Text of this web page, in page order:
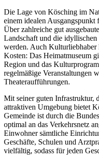
Die Lage von Kösching im
einem idealen Ausgangspunkt
Über zahlreiche gut
Landschaft und die
werden. Auch
Kosten: Das Heimatmuseum
Region und das
regelmäßige Veranstaltungen
Theateraufführungen.
Mit seiner guten Infrastruktur,
attraktiven Umgebung bietet
Gemeinde ist durch die
optimal an das Verkehrsnetz
Einwohner sämtliche
Geschäfte, Schulen und
vielfältig, sodass für jeden